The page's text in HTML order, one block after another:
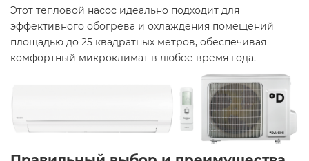
Этот тепловой насос идеально подходит для
эффективного обогрева и охлаждения помещений
площадью до 25 квадратных метров, обеспечивая
комфортный микроклимат в любое время года.